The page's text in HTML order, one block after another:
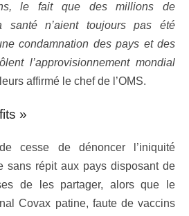
le fait que des millions de
santé n’aient toujours pas été
condamnation des pays et des
l’approvisionnement mondial
affirmé le chef de l’OMS.
»
cesse de dénoncer l’iniquité
sans répit aux pays disposant de
de les partager, alors que le
Covax patine, faute de vaccins